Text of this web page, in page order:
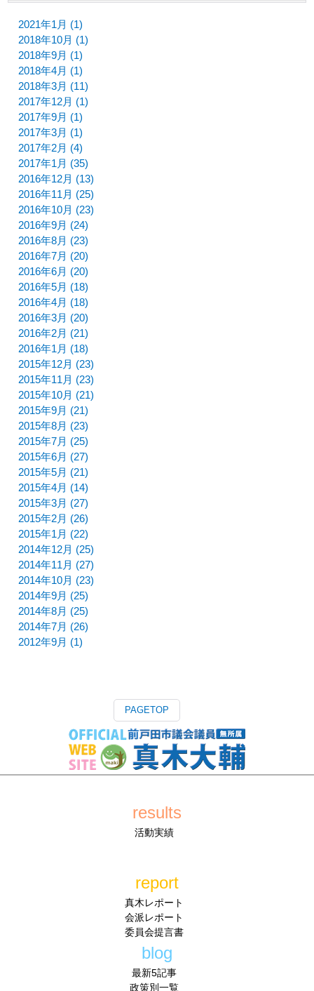
2021年1月 (1)
2018年10月 (1)
2018年9月 (1)
2018年4月 (1)
2018年3月 (11)
2017年12月 (1)
2017年9月 (1)
2017年3月 (1)
2017年2月 (4)
2017年1月 (35)
2016年12月 (13)
2016年11月 (25)
2016年10月 (23)
2016年9月 (24)
2016年8月 (23)
2016年7月 (20)
2016年6月 (20)
2016年5月 (18)
2016年4月 (18)
2016年3月 (20)
2016年2月 (21)
2016年1月 (18)
2015年12月 (23)
2015年11月 (23)
2015年10月 (21)
2015年9月 (21)
2015年8月 (23)
2015年7月 (25)
2015年6月 (27)
2015年5月 (21)
2015年4月 (14)
2015年3月 (27)
2015年2月 (26)
2015年1月 (22)
2014年12月 (25)
2014年11月 (27)
2014年10月 (23)
2014年9月 (25)
2014年8月 (25)
2014年7月 (26)
2012年9月 (1)
PAGETOP
results
活動実績
report
真木レポート
会派レポート
委員会提言書
blog
最新5記事
政策別一覧